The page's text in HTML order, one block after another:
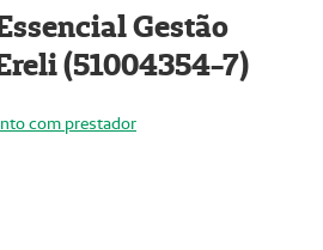
Gestão
(51004354-7)
com prestador